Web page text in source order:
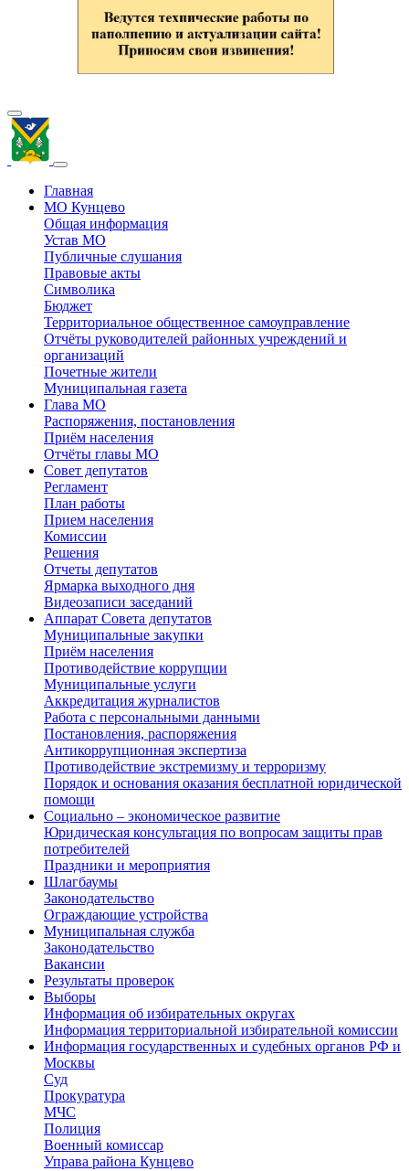
Главная
МО Кунцево
Общая информация
Устав МО
Публичные слушания
Правовые акты
Символика
Бюджет
Территориальное общественное самоуправление
Отчёты руководителей районных учреждений и
организаций
Почетные жители
Муниципальная газета
Глава МО
Распоряжения, постановления
Приём населения
Отчёты главы МО
Совет депутатов
Регламент
План работы
Прием населения
Комиссии
Решения
Отчеты депутатов
Ярмарка выходного дня
Видеозаписи заседаний
Аппарат Совета депутатов
Муниципальные закупки
Приём населения
Противодействие коррупции
Муниципальные услуги
Аккредитация журналистов
Работа с персональными данными
Постановления, распоряжения
Антикоррупционная экспертиза
Противодействие экстремизму и терроризму
Порядок и основания оказания бесплатной юридической
помощи
Социально – экономическое развитие
Юридическая консультация по вопросам защиты прав
потребителей
Праздники и мероприятия
Шлагбаумы
Законодательство
Ограждающие устройства
Муниципальная служба
Законодательство
Вакансии
Результаты проверок
Выборы
Информация об избирательных округах
Информация территориальной избирательной комиссии
Информация государственных и судебных органов РФ и
Москвы
Суд
Прокуратура
МЧС
Полиция
Военный комиссар
Управа района Кунцево